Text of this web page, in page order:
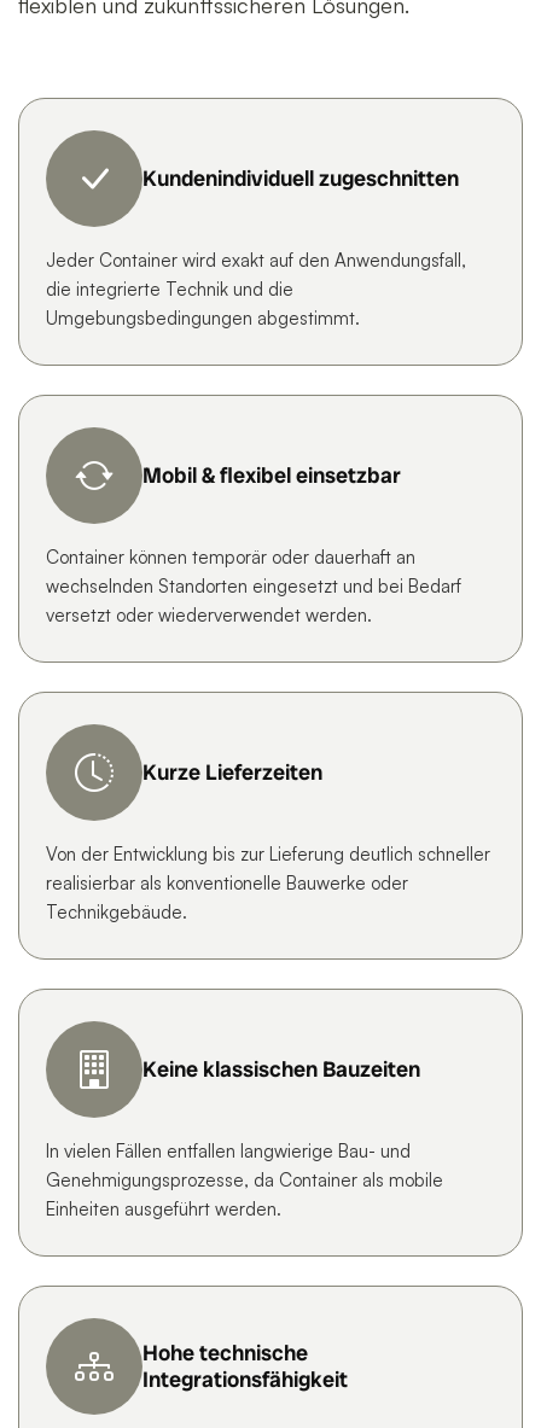
Kundenindividuell zugeschnitten
Jeder Container wird exakt auf den Anwendungsfall,
die integrierte Technik und die
Umgebungsbedingungen abgestimmt.
Mobil & flexibel einsetzbar
Container können temporär oder dauerhaft an
wechselnden Standorten eingesetzt und bei Bedarf
versetzt oder wiederverwendet werden.
Kurze Lieferzeiten
Von der Entwicklung bis zur Lieferung deutlich schneller
realisierbar als konventionelle Bauwerke oder
Technikgebäude.
Keine klassischen Bauzeiten
In vielen Fällen entfallen langwierige Bau- und
Genehmigungsprozesse, da Container als mobile
Einheiten ausgeführt werden.
Hohe technische
Integrationsfähigkeit